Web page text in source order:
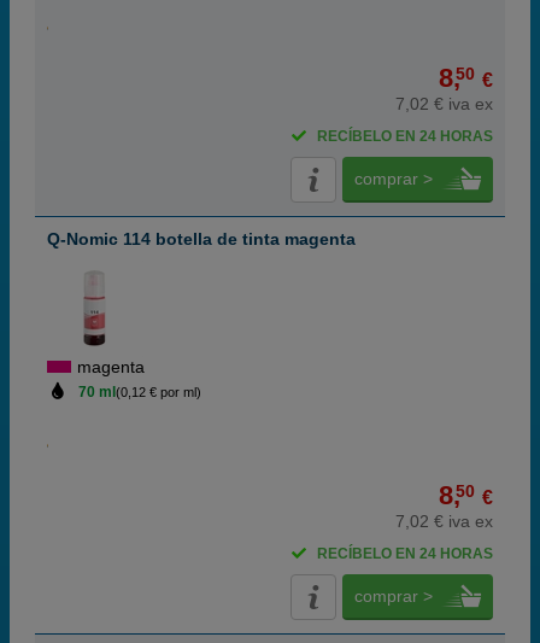
8,50 €
7,02 € iva ex
RECÍBELO EN 24 HORAS
comprar >
Q-Nomic 114 botella de tinta magenta
magenta
70 ml (0,12 € por ml)
8,50 €
7,02 € iva ex
RECÍBELO EN 24 HORAS
comprar >